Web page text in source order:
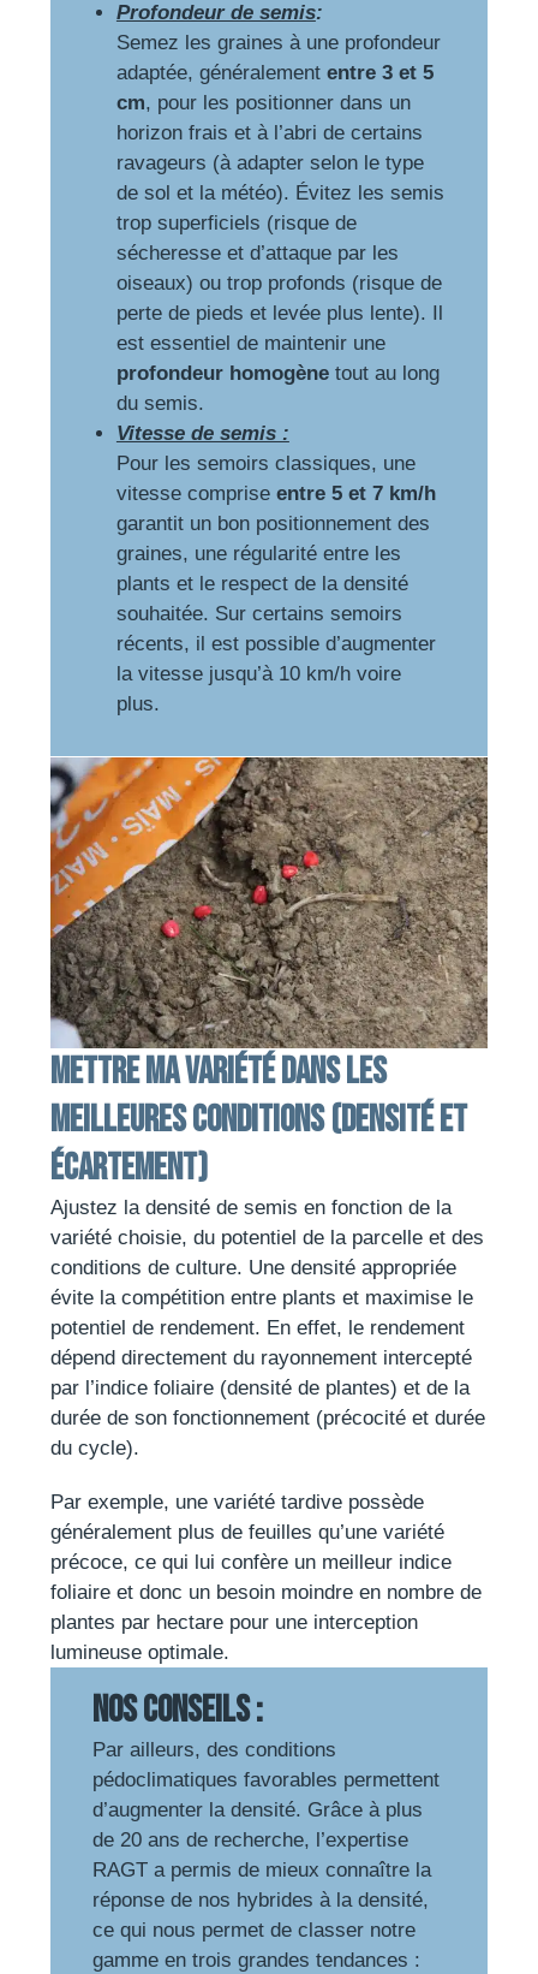
Profondeur de semis:
Semez les graines à une profondeur
adaptée, généralement entre 3 et 5
cm, pour les positionner dans un
horizon frais et à l’abri de certains
ravageurs (à adapter selon le type
de sol et la météo). Évitez les semis
trop superficiels (risque de
sécheresse et d’attaque par les
oiseaux) ou trop profonds (risque de
perte de pieds et levée plus lente). Il
est essentiel de maintenir une
profondeur homogènetout au long
du semis.
Vitesse de semis :
Pour les semoirs classiques, une
vitesse comprise entre 5 et 7 km/h
garantit un bon positionnement des
graines, une régularité entre les
plants et le respect de la densité
souhaitée. Sur certains semoirs
récents, il est possible d’augmenter
la vitesse jusqu’à 10 km/h voire
plus.
Mettre ma variété dans les
meilleures conditions (densité et
écartement)
Ajustez la densité de semis en fonction de la
variété choisie, du potentiel de la parcelle et des
conditions de culture. Une densité appropriée
évite la compétition entre plants et maximise le
potentiel de rendement. En effet, le rendement
dépend directement du rayonnement intercepté
par l’indice foliaire (densité de plantes) et de la
durée de son fonctionnement (précocité et durée
du cycle).
Par exemple, une variété tardive possède
généralement plus de feuilles qu’une variété
précoce, ce qui lui confère un meilleur indice
foliaire et donc un besoin moindre en nombre de
plantes par hectare pour une interception
lumineuse optimale.
Nos conseils :
Par ailleurs, des conditions
pédoclimatiques favorables permettent
d’augmenter la densité. Grâce à plus
de 20 ans de recherche, l’expertise
RAGT a permis de mieux connaître la
réponse de nos hybrides à la densité,
ce qui nous permet de classer notre
gamme en trois grandes tendances :